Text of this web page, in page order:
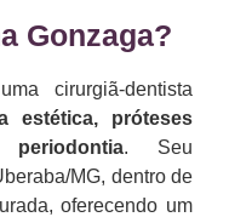
Gonzaga?​
cirurgiã-dentista
estética, próteses
. Seu
MG, dentro de
oferecendo um